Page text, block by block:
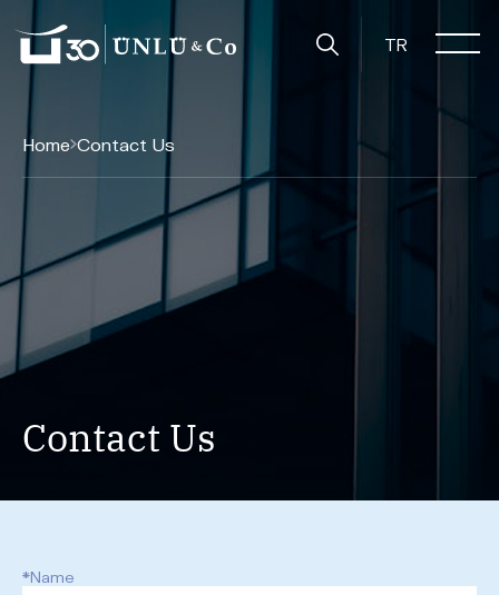
TR
Home Contact Us
Contact Us
*Name